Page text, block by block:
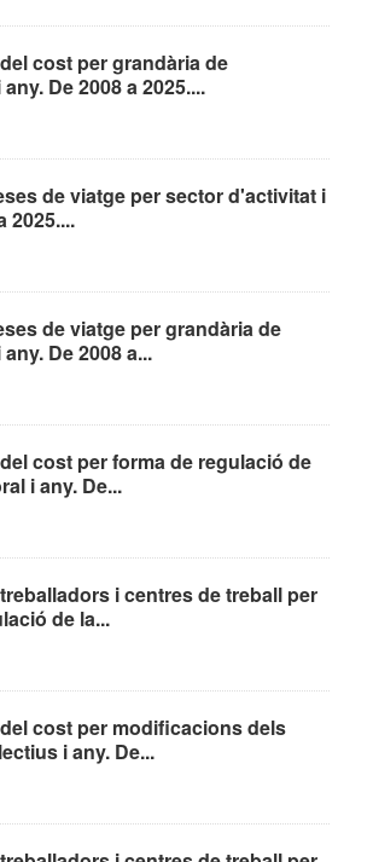
cost per grandària de
De 2008 a 2025....
de viatge per sector d'activitat i
2025....
de viatge per grandària de
De 2008 a...
cost per forma de regulació de
i any. De...
i centres de treball per
de la...
cost per modificacions dels
i any. De...